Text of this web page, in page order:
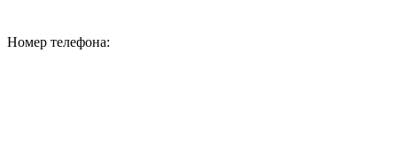
Номер телефона: